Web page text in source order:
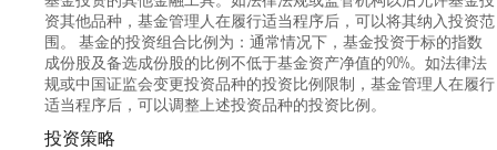
资其他品种，基金管理人在履行适当程序后，可以将其纳入投资范
围。 基金的投资组合比例为：通常情况下，基金投资于标的指数
成份股及备选成份股的比例不低于基金资产净值的90%。如法律法
规或中国证监会变更投资品种的投资比例限制，基金管理人在履行
适当程序后，可以调整上述投资品种的投资比例。
投资策略